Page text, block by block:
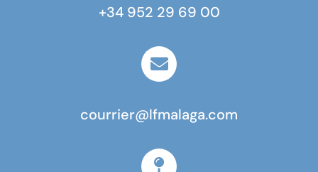
+34 952 29 69 00
courrier@lfmalaga.com